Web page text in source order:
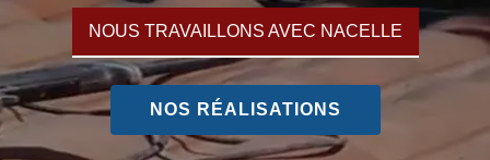
NOUS TRAVAILLONS AVEC NACELLE
NOS RÉALISATIONS